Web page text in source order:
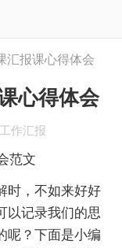
汇报课心得体会
心得体会
工作汇报
范文
，不如来好好
以记录我们的思
呢？下面是小编